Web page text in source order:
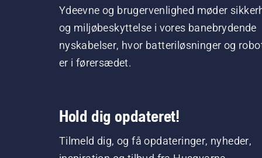
Ydeevne og brugervenlighed møder
og miljøbeskyttelse i vores banebrydende
nyskabelser, hvor batteriløsninger og
er i førersædet.
Hold dig opdateret!
Tilmeld dig, og få opdateringer, nyheder,